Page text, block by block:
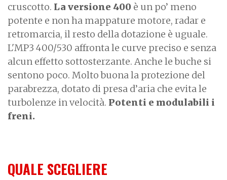
cruscotto. La versione 400 è un po’ meno
potente e non ha mappature motore, radar e
retromarcia, il resto della dotazione è uguale.
L'MP3 400/530 affronta le curve preciso e senza
alcun effetto sottosterzante. Anche le buche si
sentono poco. Molto buona la protezione del
parabrezza, dotato di presa d’aria che evita le
turbolenze in velocità. Potenti e modulabili i
freni.
QUALE SCEGLIERE